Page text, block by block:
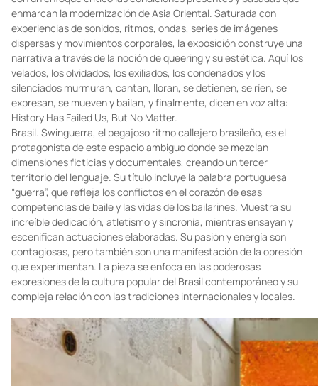
enmarcan la modernización de Asia Oriental. Saturada con
experiencias de sonidos, ritmos, ondas, series de imágenes
dispersas y movimientos corporales, la exposición construye una
narrativa a través de la noción de queering y su estética. Aquí los
velados, los olvidados, los exiliados, los condenados y los
silenciados murmuran, cantan, lloran, se detienen, se ríen, se
expresan, se mueven y bailan, y finalmente, dicen en voz alta:
History Has Failed Us, But No Matter.
Brasil. Swinguerra, el pegajoso ritmo callejero brasileño, es el
protagonista de este espacio ambiguo donde se mezclan
dimensiones ficticias y documentales, creando un tercer
territorio del lenguaje. Su título incluye la palabra portuguesa
“guerra”, que refleja los conflictos en el corazón de esas
competencias de baile y las vidas de los bailarines. Muestra su
increíble dedicación, atletismo y sincronía, mientras ensayan y
escenifican actuaciones elaboradas. Su pasión y energía son
contagiosas, pero también son una manifestación de la opresión
que experimentan. La pieza se enfoca en las poderosas
expresiones de la cultura popular del Brasil contemporáneo y su
compleja relación con las tradiciones internacionales y locales.